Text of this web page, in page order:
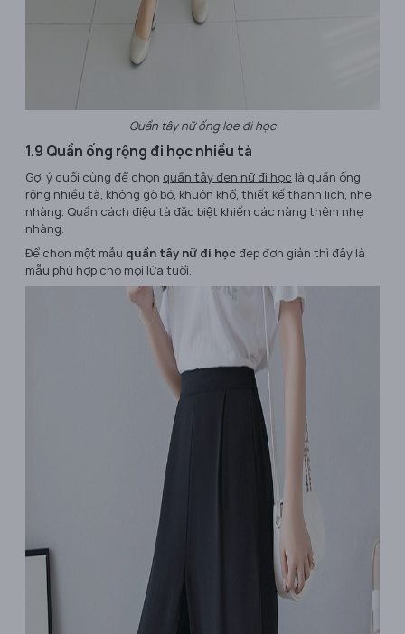
Quần tây nữ ống loe đi học
1.9 Quần ống rộng đi học nhiều tà
Gợi ý cuối cùng để chọn quần tây đen nữ đi học là quần ống
rộng nhiều tà, không gò bó, khuôn khổ, thiết kế thanh lịch, nhẹ
nhàng. Quần cách điệu tà đặc biệt khiến các nàng thêm nhẹ
nhàng.
Để chọn một mẫu quần tây nữ đi học đẹp đơn giản thì đây là
mẫu phù hợp cho mọi lứa tuổi.